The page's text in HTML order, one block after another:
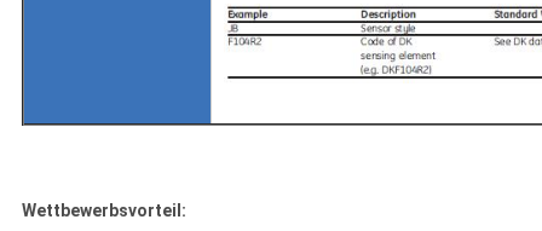
Wettbewerbsvorteil: